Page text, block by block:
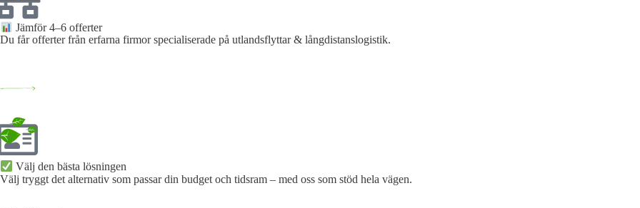
Jämför 4–6 offerter
Du får offerter från erfarna firmor specialiserade på utlandsflyttar & långdistanslogistik.
Välj den bästa lösningen​
Välj tryggt det alternativ som passar din budget och tidsram – med oss som stöd hela vägen.